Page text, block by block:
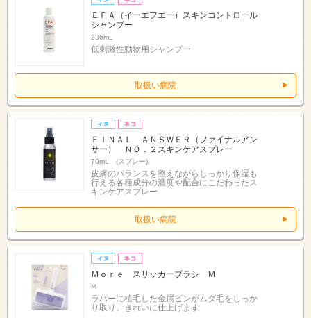
ＥＦＡ（イーエフエー）スキンコントロール
シャンプー
236mL
低刺激性動物用シャンプー
取扱い病院
ＦＩＮＡＬ ＡＮＳＷＥＲ（ファイナルアン
サー） ＮＯ．２スキンケアスプレー
70mL (スプレー)
皮膚のバランスを整えながらしっかり保湿も
行える各種成分の濃度や配合にこだわったス
キンケアスプレー
取扱い病院
Ｍｏｒｅ スリッカーブラシ Ｍ
M
ラバーに植毛した金属ピンがムダ毛をしっか
り取り、きれいに仕上げます